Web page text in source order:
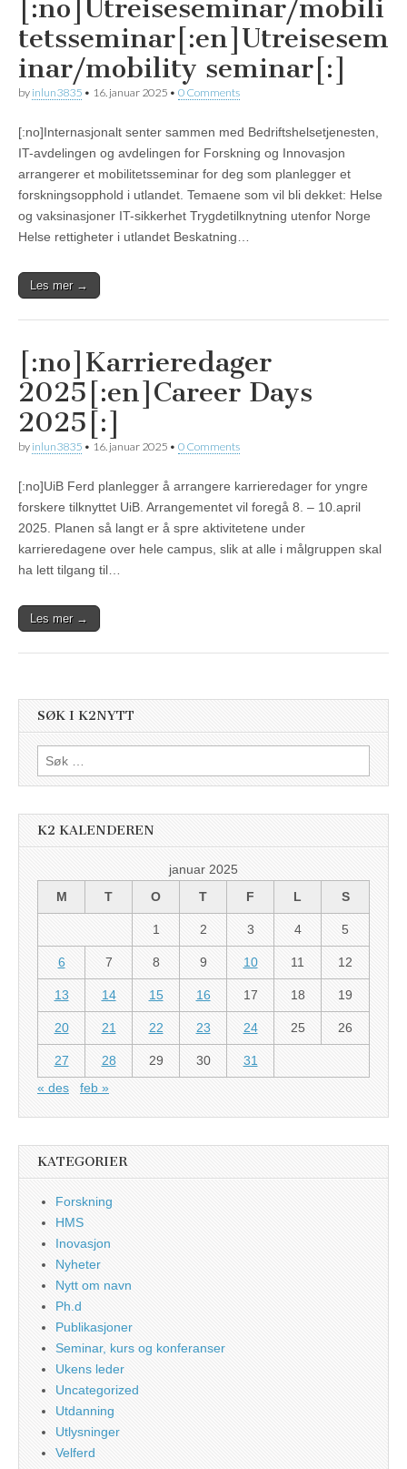
[:no]Utreiseseminar/mobili
tetsseminar[:en]Utreisesem
inar/mobility seminar[:]
by inlun3835 • 16. januar 2025 • 0 Comments
[:no]Internasjonalt senter sammen med Bedriftshelsetjenesten,
IT-avdelingen og avdelingen for Forskning og Innovasjon
arrangerer et mobilitetsseminar for deg som planlegger et
forskningsopphold i utlandet. Temaene som vil bli dekket: Helse
og vaksinasjoner IT-sikkerhet Trygdetilknytning utenfor Norge
Helse rettigheter i utlandet Beskatning…
Les mer →
[:no]Karrieredager
2025[:en]Career Days
2025[:]
by inlun3835 • 16. januar 2025 • 0 Comments
[:no]UiB Ferd planlegger å arrangere karrieredager for yngre
forskere tilknyttet UiB. Arrangementet vil foregå 8. – 10.april
2025. Planen så langt er å spre aktivitetene under
karrieredagene over hele campus, slik at alle i målgruppen skal
ha lett tilgang til…
Les mer →
SØK I K2NYTT
Søk
etter:
K2 KALENDEREN
januar 2025
M
T O T F L S
1 2 3 4 5
6 7 8 9 10 11 12
13 14 15 16 17 18 19
20 21 22 23 24 25 26
27 28 29 30
31
« des
feb »
KATEGORIER
Forskning
HMS
Inovasjon
Nyheter
Nytt om navn
Ph.d
Publikasjoner
Seminar, kurs og konferanser
Ukens leder
Uncategorized
Utdanning
Utlysninger
Velferd